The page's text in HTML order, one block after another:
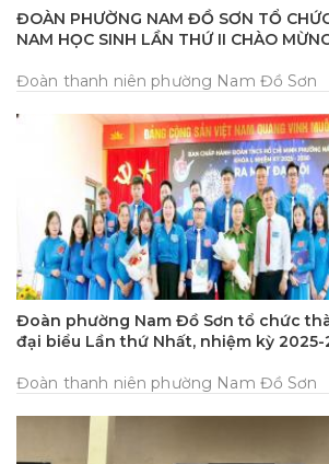
ĐOÀN PHƯỜNG NAM ĐỒ SƠN TỔ
NAM HỌC SINH LẦN THỨ II CHÀO
2025-2030
Đoàn thanh niên phường Nam Đồ Sơn
Đoàn phường Nam Đồ Sơn tổ chức
đại biểu Lần thứ Nhất, nhiệm kỳ 2025-
Đoàn thanh niên phường Nam Đồ Sơn